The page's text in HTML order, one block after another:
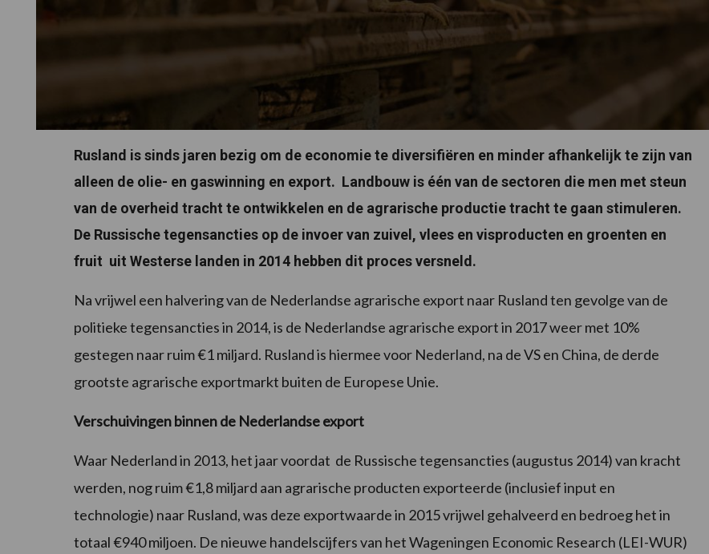
Rusland is sinds jaren bezig om de economie te diversifiëren en minder afhankelijk te zijn van
alleen de olie- en gaswinning en export. Landbouw is één van de sectoren die men met steun
van de overheid tracht te ontwikkelen en de agrarische productie tracht te gaan stimuleren.
De Russische tegensancties op de invoer van zuivel, vlees en visproducten en groenten en
fruit uit Westerse landen in 2014 hebben dit proces versneld.
Na vrijwel een halvering van de Nederlandse agrarische export naar Rusland ten gevolge van de
politieke tegensancties in 2014, is de Nederlandse agrarische export in 2017 weer met 10%
gestegen naar ruim €1 miljard. Rusland is hiermee voor Nederland, na de VS en China, de derde
grootste agrarische exportmarkt buiten de Europese Unie.
Verschuivingen binnen de Nederlandse export
Waar Nederland in 2013, het jaar voordat de Russische tegensancties (augustus 2014) van kracht
werden, nog ruim €1,8 miljard aan agrarische producten exporteerde (inclusief input en
technologie) naar Rusland, was deze exportwaarde in 2015 vrijwel gehalveerd en bedroeg het in
totaal €940 miljoen. De nieuwe handelscijfers van het Wageningen Economic Research (LEI-WUR)